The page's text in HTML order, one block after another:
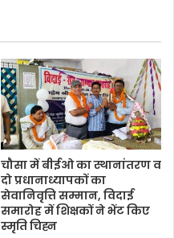
चौसा में बीईओ का स्थानांतरण व
दो प्रधानाध्यापकों का
सेवानिवृत्ति सम्मान, विदाई
समारोह में शिक्षकों ने भेंट किए
स्मृति चिह्न